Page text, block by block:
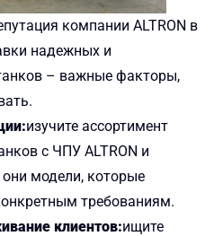
компании ALTRON в
надежных и
– важные факторы,
изучите ассортимент
с ЧПУ ALTRON и
модели, которые
требованиям.
клиентов:ищите